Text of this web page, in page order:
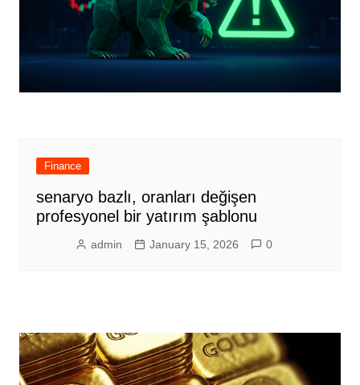
Finance
senaryo bazlı, oranları değişen
profesyonel bir yatırım şablonu
admin January 15, 2026 0